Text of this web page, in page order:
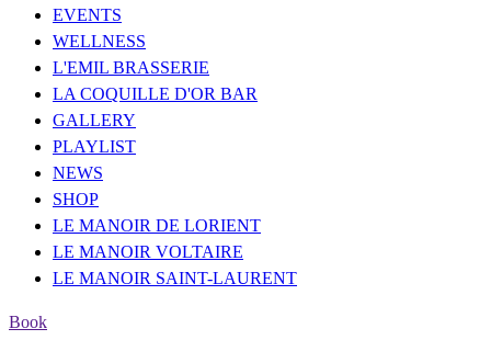
EVENTS
WELLNESS
L'EMIL BRASSERIE
LA COQUILLE D'OR BAR
GALLERY
PLAYLIST
NEWS
SHOP
LE MANOIR DE LORIENT
LE MANOIR VOLTAIRE
LE MANOIR SAINT-LAURENT
Book